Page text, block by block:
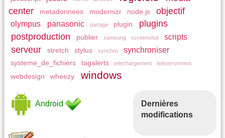
center
metadonnees modernizr node.js objectif
olympus panasonic partage plugin
plugins
postproduction
publier samsung screenshot scripts
serveur stretch stylus synchro synchroniser
systeme_de_fichiers tagalerts telechargement televersement
webdesign wheezy windows
Dernières
modifications
Android